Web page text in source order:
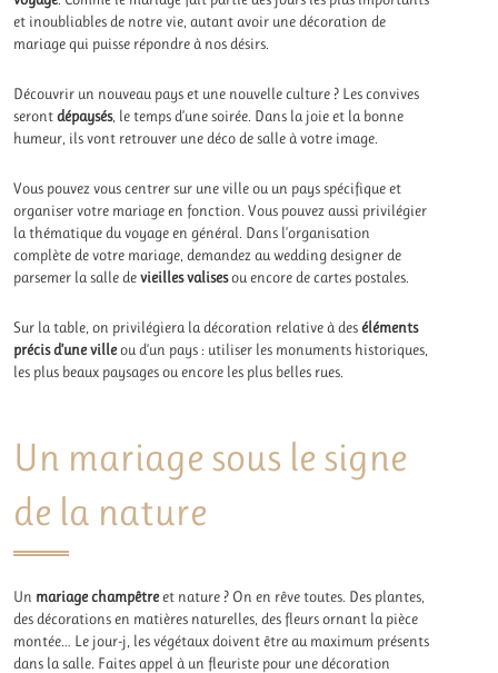
et inoubliables de notre vie, autant avoir une décoration de
mariage qui puisse répondre à nos désirs.
Découvrir un nouveau pays et une nouvelle culture ? Les convives
serontdépaysés, le temps d’une soirée. Dans la joie et la bonne
humeur, ils vont retrouver une déco de salle à votre image.
Vous pouvez vous centrer sur une ville ou un pays spécifique et
organiser votre mariage en fonction. Vous pouvez aussi privilégier
la thématique du voyage en général. Dans l’organisation
complète de votre mariage, demandez au wedding designer de
parsemer la salle devieilles valisesou encore de cartes postales.
Sur la table, on privilégiera la décoration relative à deséléments
précis d’une villeou d’un pays : utiliser les monuments historiques,
les plus beaux paysages ou encore les plus belles rues.
Un mariage sous le signe
de la nature
Un mariage champêtreet nature ? On en rêve toutes. Des plantes,
des décorations en matières naturelles, des fleurs ornant la pièce
montée… Le jour-j, les végétaux doivent être au maximum présents
dans la salle. Faites appel à un fleuriste pour une décoration